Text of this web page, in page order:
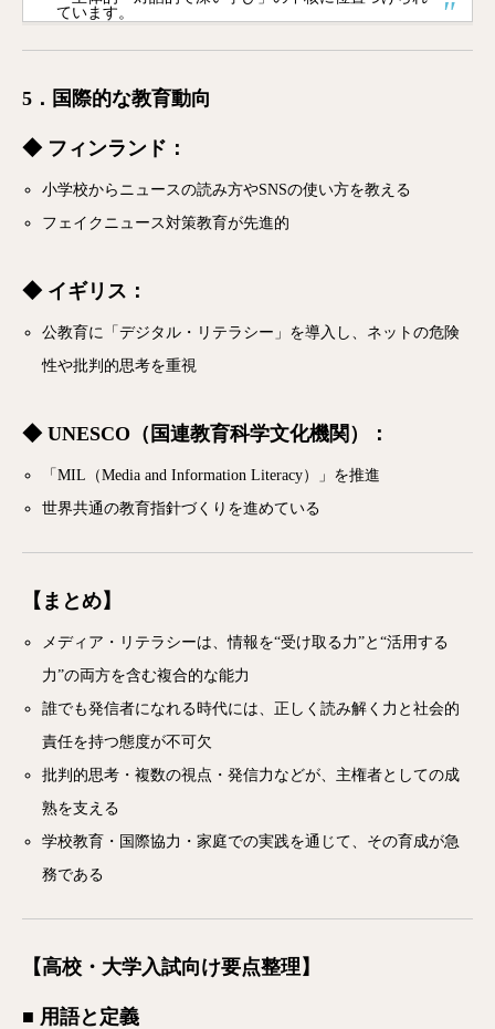
ています。
5．国際的な教育動向
◆ フィンランド：
小学校からニュースの読み方やSNSの使い方を教える
フェイクニュース対策教育が先進的
◆ イギリス：
公教育に「デジタル・リテラシー」を導入し、ネットの危険
性や批判的思考を重視
◆ UNESCO（国連教育科学文化機関）：
「MIL（Media and Information Literacy）」を推進
世界共通の教育指針づくりを進めている
【まとめ】
メディア・リテラシーは、情報を“受け取る力”と“活用する
力”の両方を含む複合的な能力
誰でも発信者になれる時代には、正しく読み解く力と社会的
責任を持つ態度が不可欠
批判的思考・複数の視点・発信力などが、主権者としての成
熟を支える
学校教育・国際協力・家庭での実践を通じて、その育成が急
務である
【高校・大学入試向け要点整理】
■ 用語と定義